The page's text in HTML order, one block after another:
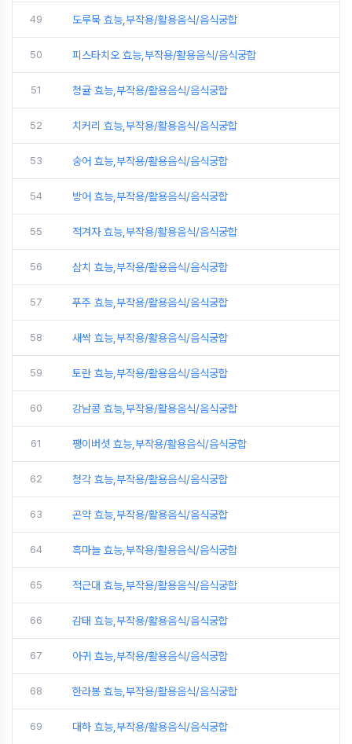
49 도루묵 효능,부작용/활용음식/음식궁합
50 피스타치오 효능,부작용/활용음식/음식궁합
51 청귤 효능,부작용/활용음식/음식궁합
52 치커리 효능,부작용/활용음식/음식궁합
53 숭어 효능,부작용/활용음식/음식궁합
54 방어 효능,부작용/활용음식/음식궁합
55 적겨자 효능,부작용/활용음식/음식궁합
56 삼치 효능,부작용/활용음식/음식궁합
57 푸주 효능,부작용/활용음식/음식궁합
58 새싹 효능,부작용/활용음식/음식궁합
59 토란 효능,부작용/활용음식/음식궁합
60 강남콩 효능,부작용/활용음식/음식궁합
61 팽이버섯 효능,부작용/활용음식/음식궁합
62 청각 효능,부작용/활용음식/음식궁합
63 곤약 효능,부작용/활용음식/음식궁합
64 흑마늘 효능,부작용/활용음식/음식궁합
65 적근대 효능,부작용/활용음식/음식궁합
66 감태 효능,부작용/활용음식/음식궁합
67 아귀 효능,부작용/활용음식/음식궁합
68 한라봉 효능,부작용/활용음식/음식궁합
69 대하 효능,부작용/활용음식/음식궁합